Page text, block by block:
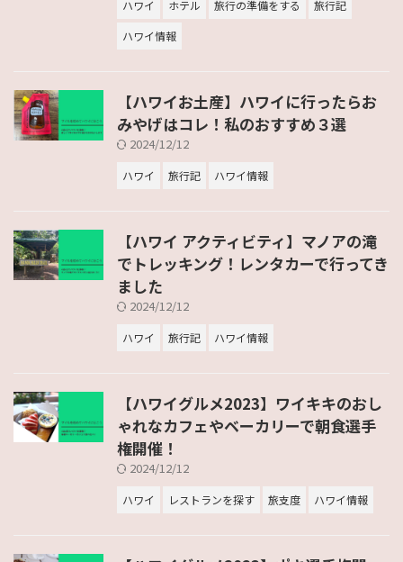
ハワイ ホテル 旅行の準備をする
旅行記
ハワイ情報
【ハワイお土産】ハワイに行ったらお
みやげはコレ！私のおすすめ３選
2024/12/12
ハワイ 旅行記 ハワイ情報
【ハワイ アクティビティ】マノアの滝
でトレッキング！レンタカーで行ってき
ました
2024/12/12
ハワイ 旅行記 ハワイ情報
【ハワイグルメ2023】ワイキキのおし
ゃれなカフェやベーカリーで朝食選手
権開催！
2024/12/12
ハワイ レストランを探す 旅支度 ハワイ情報